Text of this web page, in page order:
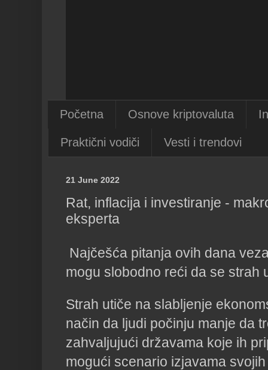
Početna Osnove kriptovaluta
Praktični vodiči Vesti i trendovi
21 June 2022
Rat, inflacija i investiranje -
eksperta
Najčešća pitanja ovih dana
mogu slobodno reći da se strah
Strah utiče na slabljenje
način da ljudi počinju manje da
zahvaljujući državama koje ih
mogući scenario izjavama